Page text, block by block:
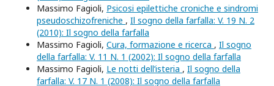
Massimo Fagioli, Psicosi epilettiche croniche e sindromi
pseudoschizofreniche , Il sogno della farfalla: V. 19 N. 2
(2010): Il sogno della farfalla
Massimo Fagioli, Cura, formazione e ricerca , Il sogno
della farfalla: V. 11 N. 1 (2002): Il sogno della farfalla
Massimo Fagioli, Le notti dell’isteria , Il sogno della
farfalla: V. 17 N. 1 (2008): Il sogno della farfalla